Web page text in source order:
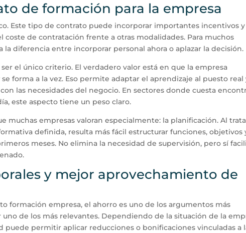
de formación para la empresa
Este tipo de contrato puede incorporar importantes incentivos y
coste de contratación frente a otras modalidades. Para muchos
diferencia entre incorporar personal ahora o aplazar la decisión.
el único criterio. El verdadero valor está en que la empresa
forma a la vez. Eso permite adaptar el aprendizaje al puesto real
las necesidades del negocio. En sectores donde cuesta
este aspecto tiene un peso claro.
muchas empresas valoran especialmente: la planificación. Al
definida, resulta más fácil estructurar funciones, objetivos
meses. No elimina la necesidad de supervisión, pero sí
y mejor aprovechamiento de
formación empresa, el ahorro es uno de los argumentos más
de los más relevantes. Dependiendo de la situación de la
puede permitir aplicar reducciones o bonificaciones vinculadas a